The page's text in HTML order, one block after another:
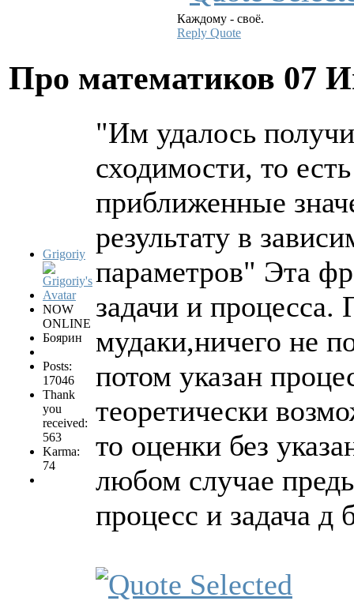
Каждому - своё.
Reply Quote
Про математиков 07
Grigoriy
NOW
ONLINE
Боярин
Posts:
17046
Thank
you
received:
563
Karma:
74
"Им удалось
сходимости, то
приближенные
результату в
параметров" Эта
задачи и процесса.
мудаки,ничего не
потом указан
теоретически
то оценки без
любом случае
процесс и задача д